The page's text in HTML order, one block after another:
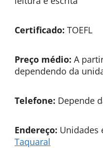
Certificado: TOEFL
Preço médio: A
dependendo da
Telefone: Depende
Endereço: Unidades
Taquaral